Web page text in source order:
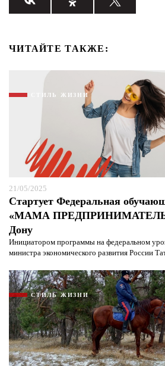
ЧИТАЙТЕ ТАКЖЕ:
СТИЛЬ ЖИЗНИ
21/05/2025
Стартует Федеральная
«МАМА ПРЕДПРИНИМАТЕЛЬ»
Дону
Инициатором программы на федеральном
министра экономического развития России
СТИЛЬ ЖИЗНИ